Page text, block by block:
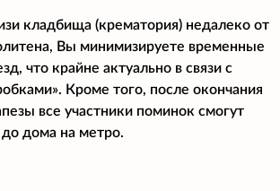
кладбища (крематория) недалеко от
Вы минимизируете временные
что крайне актуально в связи с
Кроме того, после окончания
все участники поминок смогут
до дома на метро.